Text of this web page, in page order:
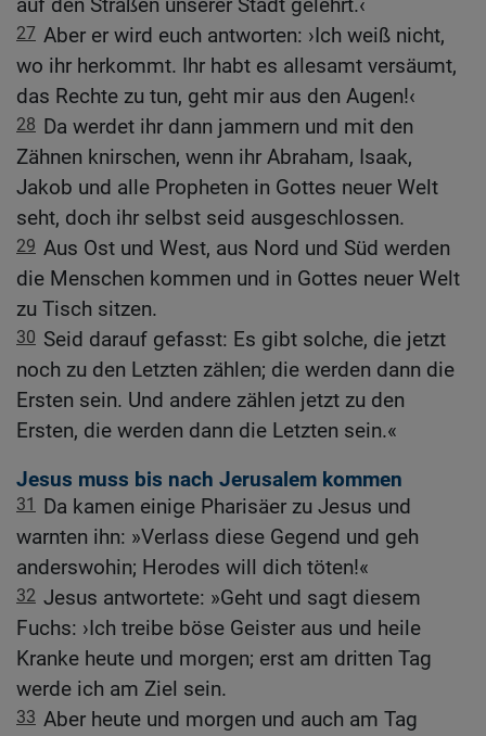
27 Aber er wird euch antworten: ›Ich weiß nicht,
wo ihr herkommt. Ihr habt es allesamt versäumt,
das Rechte zu tun, geht mir aus den Augen!‹
28 Da werdet ihr dann jammern und mit den
Zähnen knirschen, wenn ihr Abraham, Isaak,
Jakob und alle Propheten in Gottes neuer Welt
seht, doch ihr selbst seid ausgeschlossen.
29 Aus Ost und West, aus Nord und Süd werden
die Menschen kommen und in Gottes neuer Welt
zu Tisch sitzen.
30 Seid darauf gefasst: Es gibt solche, die jetzt
noch zu den Letzten zählen; die werden dann die
Ersten sein. Und andere zählen jetzt zu den
Ersten, die werden dann die Letzten sein.«
Jesus muss bis nach Jerusalem kommen
31 Da kamen einige Pharisäer zu Jesus und
warnten ihn: »Verlass diese Gegend und geh
anderswohin; Herodes will dich töten!«
32 Jesus antwortete: »Geht und sagt diesem
Fuchs: ›Ich treibe böse Geister aus und heile
Kranke heute und morgen; erst am dritten Tag
werde ich am Ziel sein.
33 Aber heute und morgen und auch am Tag